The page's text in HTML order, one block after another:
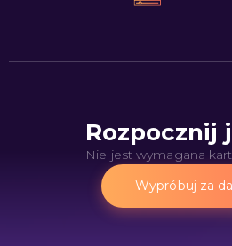
Rozpocznij
Nie jest wymagana
Wypróbuj za